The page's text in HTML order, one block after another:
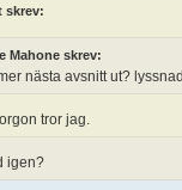
skrev:
Mahone skrev:
nästa avsnitt ut?
tror jag.
igen?